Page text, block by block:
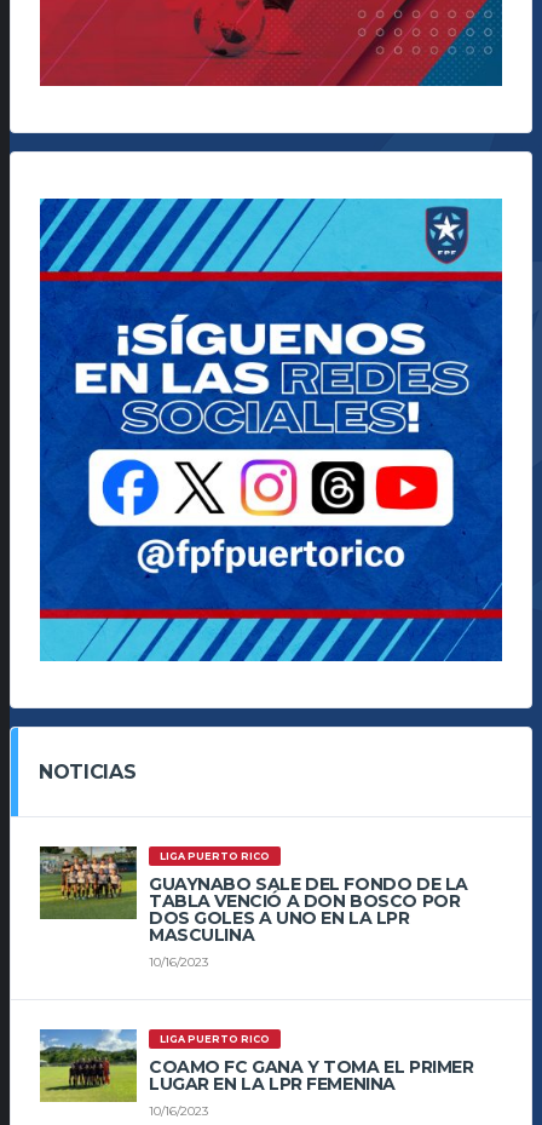
NOTICIAS
LIGA PUERTO RICO
GUAYNABO SALE DEL FONDO DE LA
TABLA VENCIÓ A DON BOSCO POR
DOS GOLES A UNO EN LA LPR
MASCULINA
10/16/2023
LIGA PUERTO RICO
COAMO FC GANA Y TOMA EL PRIMER
LUGAR EN LA LPR FEMENINA
10/16/2023